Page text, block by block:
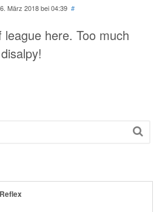
6. März 2018 bei 04:39 #
league here. Too much